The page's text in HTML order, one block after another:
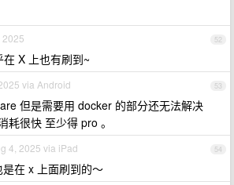
52
2025
X 上也有刷到~
53
via Android
但是需要用 docker 的部分还无法解决
耗很快 至少得 pro 。
54
4, 2025 via iPad
是在 x 上面刷到的～